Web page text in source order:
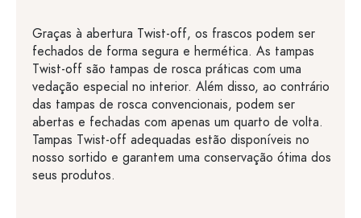
Graças à abertura Twist-off, os frascos podem ser
fechados de forma segura e hermética. As tampas
Twist-off são tampas de rosca práticas com uma
vedação especial no interior. Além disso, ao contrário
das tampas de rosca convencionais, podem ser
abertas e fechadas com apenas um quarto de volta.
Tampas Twist-off adequadas estão disponíveis no
nosso sortido e garantem uma conservação ótima dos
seus produtos.